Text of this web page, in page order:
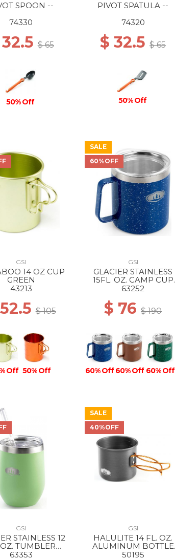
SPOON --
74330
$ 65
50% Off
PIVOT SPATULA --
74320
$ 32.5$ 65
50% Off
GSI
14 OZ CUP
GREEN
43213
$ 105
Off 50% Off
SALE
60%OFF
GSI
GLACIER STAINLESS
15FL. OZ. CAMP CUP
BLUE
63252
$ 76$ 190
60% Off 60% Off 60% Off
50% Off
GSI
STAINLESS 12
TUMBLER
63353
SALE
40%OFF
GSI
HALULITE 14 FL. OZ.
ALUMINUM BOTTLE
CUP --
50195